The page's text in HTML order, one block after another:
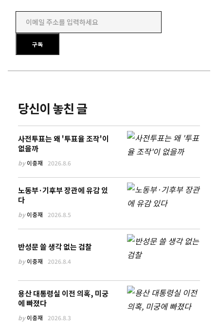
이메일 주소를 입력하세요
구독
당신이 놓친 글
사전투표는 왜 '투표율 조작'이
없을까
by이충재 2026.8.6
노동부·기후부 장관에 유감 있
다
by이충재 2026.8.5
반성문 쓸 생각 없는 검찰
by이충재 2026.8.4
용산 대통령실 이전 의혹, 미궁
에 빠졌다
by이충재 2026.8.3